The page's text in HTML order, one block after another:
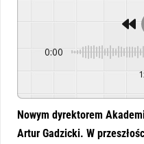
0:00
Nowym dyrektorem
Artur Gadzicki. W